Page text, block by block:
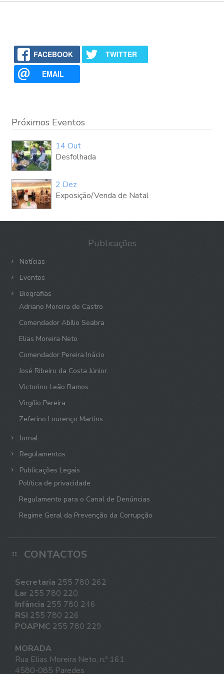
FACEBOOK
TWITTER
EMAIL
Próximos Eventos
14 Out
Desfolhada
2 Dez
Exposição/Venda de Natal
Publicações
Notícias
Eventos
Biografias
Adriano Moreira de Castro
Comendador Abílio Seabra
Elias Moreira Neto
Comendador Pereira Inácio
José Ribeiro da Costa Júnior
Victorino Leão Ramos
Virgílio Pereira
Zeferino Lourenço Martins
Jornal
Regulamentos
Publicações Legais
Política de privacidade
Regulamento para o Canal de Denúncias
Regime Geral da Prevenção da Corrupção
CONTACTOS
Secretaria 255 780 262
Lar 255 780 220
Infância 255 780 246
RSI 255 780 226
POAPMC 255 780 229
MORADA
Rua Elias Moreira Neto, n.º 161
4580-085 Paredes